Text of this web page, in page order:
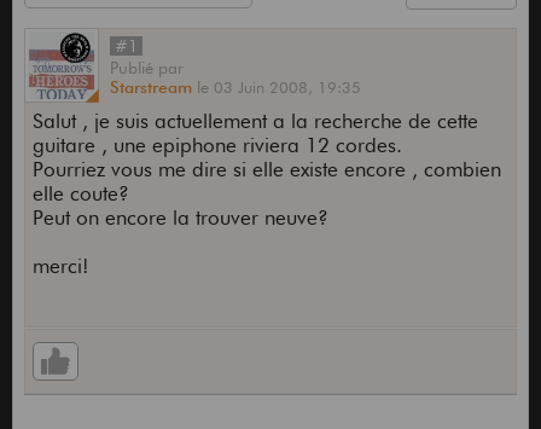
#1
Publié par
Starstream le 03 Juin 2008, 19:35
Salut , je suis actuellement a la recherche de cette
guitare , une epiphone riviera 12 cordes.
Pourriez vous me dire si elle existe encore , combien
elle coute?
Peut on encore la trouver neuve?
merci!